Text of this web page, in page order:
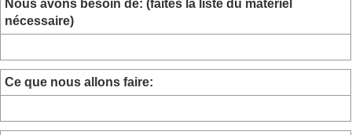
Nous avons besoin de: (faites la liste du matériel
nécessaire)
Ce que nous allons faire: